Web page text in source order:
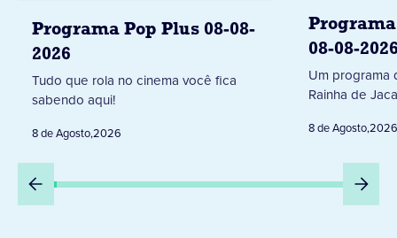
Programa Pop Plus 08-08-
2026
Tudo que rola no cinema você fica
sabendo aqui!
8 de Agosto,2026
08-08-
Um programa
Rainha de
8 de Agosto,2026